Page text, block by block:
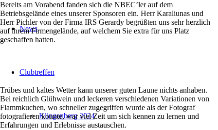
News
Clubtreffen
Klingenberg 2024
Bereits am Vorabend fanden sich die NBEC’ler auf dem
Betriebsgelände eines unserer Sponsoren ein. Herr Karaliunas und
Herr Pichler von der Firma IRS Gerardy begrüßten uns sehr herzlich
auf ihrem Firmengelände, auf welchem Sie extra für uns Platz
geschaffen hatten.
Trübes und kaltes Wetter kann unserer guten Laune nichts anhaben.
Bei reichlich Glühwein und leckeren verschiedenen Variationen von
Flammkuchen, wo schneller zugegriffen wurde als der Fotograf
fotografieren konnte, war viel Zeit um sich kennen zu lernen und
Erfahrungen und Erlebnisse austauschen.